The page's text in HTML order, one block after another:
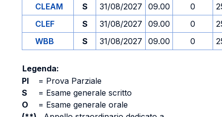
CLEAM S 31/08/2027 09.00 0
CLEF
S 31/08/2027 09.00 0
WBB
S 31/08/2027 09.00 0
Legenda:
PI
= Prova Parziale
S
= Esame generale scritto
O
= Esame generale orale